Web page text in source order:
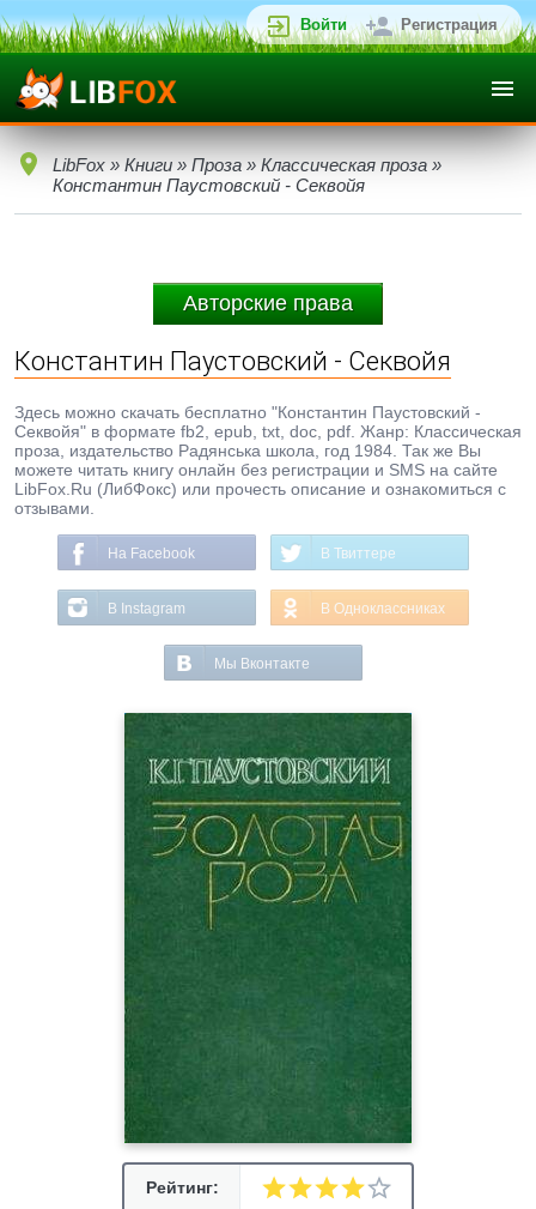
Войти Регистрация
LibFox » Книги » Проза » Классическая проза »
Константин Паустовский - Секвойя
Авторские права
Константин Паустовский - Секвойя
Здесь можно скачать бесплатно "Константин Паустовский -
Секвойя" в формате fb2, epub, txt, doc, pdf. Жанр: Классическая
проза, издательство Радянська школа, год 1984. Так же Вы
можете читать книгу онлайн без регистрации и SMS на сайте
LibFox.Ru (ЛибФокс) или прочесть описание и ознакомиться с
отзывами.
На Facebook В Твиттере
В Instagram В Одноклассниках
Мы Вконтакте
Рейтинг: